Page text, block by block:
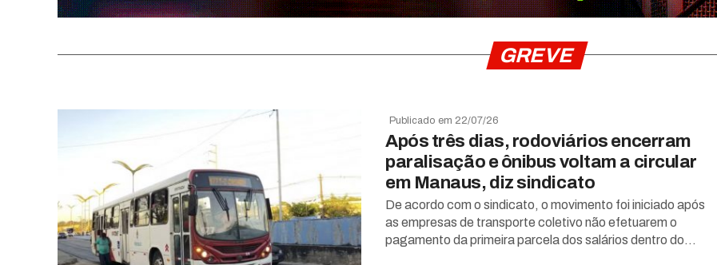
GREVE
Publicado em 22/07/26
Após três dias, rodoviários encerram
paralisação e ônibus voltam a circular
em Manaus, diz sindicato
De acordo com o sindicato, o movimento foi iniciado após
as empresas de transporte coletivo não efetuarem o
pagamento da primeira parcela dos salários dentro do...